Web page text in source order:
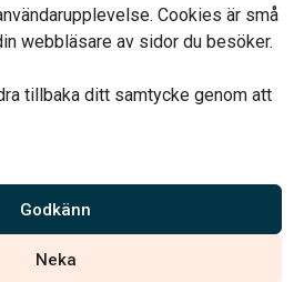
Cookies är små
webbläsare av sidor du besöker.
tillbaka ditt samtycke genom att
Godkänn
Neka
Sveriges Begravningsbyråers Förbund och
på utbildning, kvalitet, miljö och arbetsmiljö.